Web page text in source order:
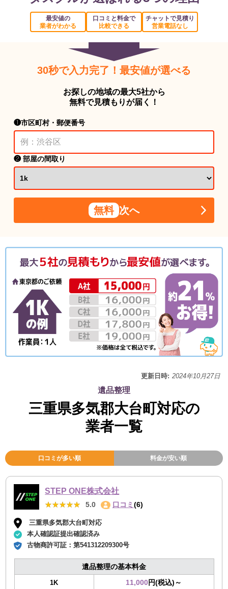
最安値の
業者がわかる
口コミと料金で
比較できる
チャットで見積り
営業電話なし
30秒で入力完了！最安値が選べる
お探しの地域の最大5社から
無料で見積もりが届く！
❶市区町村・郵便番号
❷ 部屋の間取り
無料 次へ
更新日時: 2024年10月27日
遺品整理
三重県多気郡大台町対応の
業者一覧
口コミが多い順 料金が安い順
STEP ONE株式会社
★★★★★
★★★★★ 5.0 口コミ (6)
三重県多気郡大台町対応
本人確認証提出確認済み
古物商許可証：第541312209300号
遺品整理の基本料金
1K 11,000円(税込)～